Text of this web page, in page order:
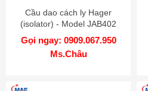
Cầu dao cách ly Hager
(isolator) - Model JAB402
Gọi ngay: 0909.067.950
Ms.Châu